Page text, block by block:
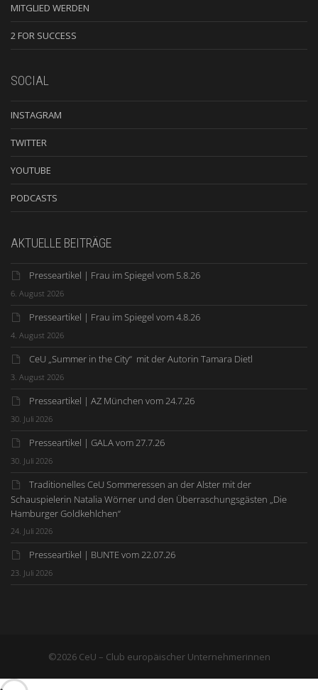
MITGLIED WERDEN
2 FOR SUCCESS
SOCIAL
INSTAGRAM
TWITTER
YOUTUBE
PODCASTS
AKTUELLE BEITRÄGE
Presseartikel | Frau im Spiegel vom 5.8.26
6. August 2026
Presseartikel | Frau im Spiegel vom 4.8.26
4. August 2026
CeU „Summer in the City“ mit der Autorin Tamara Dietl
3. August 2026
Presseartikel | AZ München vom 24.7.26
30. Juli 2026
Presseartikel | GALA vom 27.7.26
30. Juli 2026
Traditionelles CeU Sommeressen an der Alster mit der
Schauspielerin Natalia Wörner und den Überraschungsgästen „Die
Hamburger Goldkehlchen“
24. Juli 2026
Presseartikel | BUNTE vom 22.07.26
23. Juli 2026
©2026 CeU – Club europäischer Unternehmerinnen